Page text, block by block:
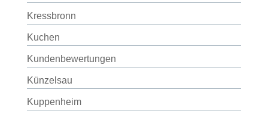
Kressbronn
Kuchen
Kundenbewertungen
Künzelsau
Kuppenheim